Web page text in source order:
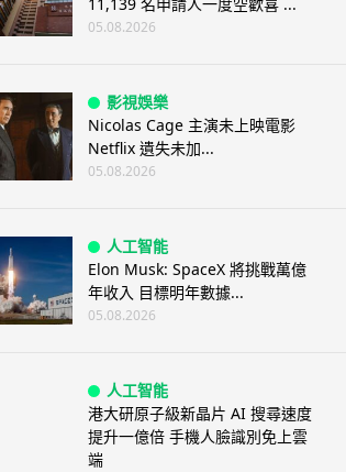
11,139 名申請人一度空歡喜 ...
05.08.2026
影視娛樂
Nicolas Cage 主演未上映電影
Netflix 遺失未加...
05.08.2026
人工智能
Elon Musk: SpaceX 將挑戰萬億
年收入 目標明年數據...
05.08.2026
人工智能
港大研原子級新晶片 AI 搜尋速度
提升一億倍 手機人臉識別免上雲
端